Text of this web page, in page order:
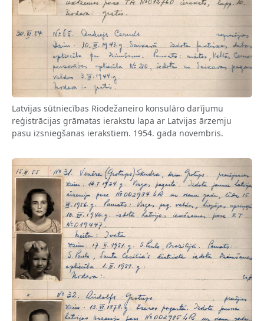
Latvijas sūtniecības Riodežaneiro konsulāro darījumu
reģistrācijas grāmatas ierakstu lapa ar Latvijas ārzemju
pasu izsniegšanas ierakstiem. 1954. gada novembris.